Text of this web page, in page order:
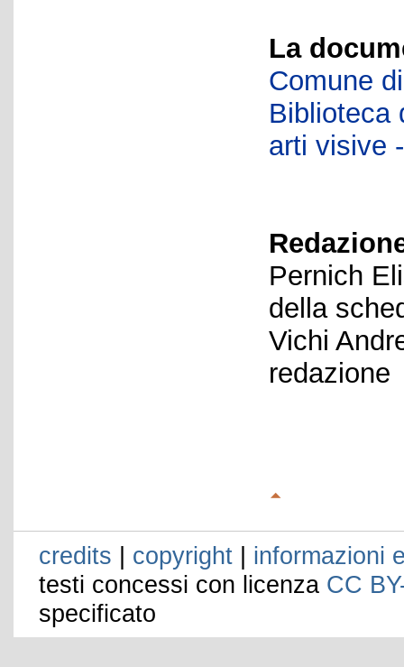
La
Comune
Biblioteca
arti visive
Pernich
della
Vichi
redazione
credits | copyright | informazioni
testi concessi con licenza CC
specificato